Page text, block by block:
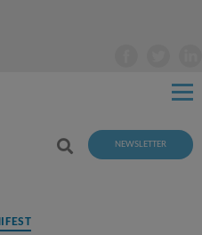
NEWSLETTER
Categories